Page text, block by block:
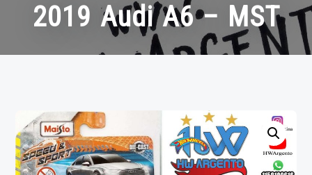
2019 Audi A6 – MST